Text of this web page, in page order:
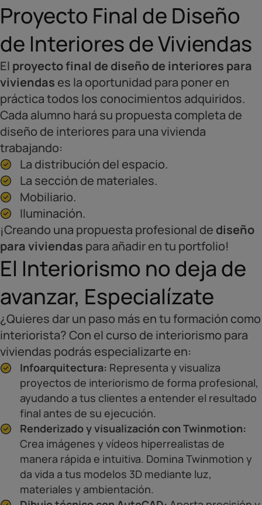
Proyecto Final de Diseño
de Interiores de Viviendas
El proyecto final de diseño de interiores para
viviendas es la oportunidad para poner en
práctica todos los conocimientos adquiridos.
Cada alumno hará su propuesta completa de
diseño de interiores para una vivienda
trabajando:
La distribución del espacio.
La sección de materiales.
Mobiliario.
Iluminación.
¡Creando una propuesta profesional de diseño
para viviendas para añadir en tu portfolio!
El Interiorismo no deja de
avanzar, Especialízate
¿Quieres dar un paso más en tu formación como
interiorista? Con el curso de interiorismo para
viviendas podrás especializarte en:
Infoarquitectura: Representa y visualiza
proyectos de interiorismo de forma profesional,
ayudando a tus clientes a entender el resultado
final antes de su ejecución.
Renderizado y visualización con Twinmotion:
Crea imágenes y vídeos hiperrealistas de
manera rápida e intuitiva. Domina Twinmotion y
da vida a tus modelos 3D mediante luz,
materiales y ambientación.